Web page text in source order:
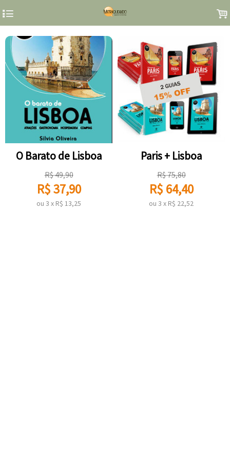
4 .
O Barato de Lisboa
R$49,90
R$37,90
ou 3 x R$ 13,25
Paris + Lisboa
R$75,80
R$ 64,40
ou 3 x R$ 22,52